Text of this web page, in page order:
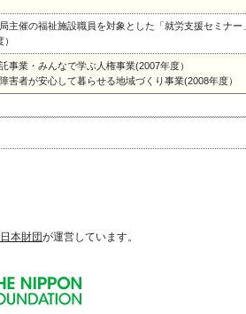
主催の福祉施設職員を対象とした「就労支援セミナ
事業・みんなで学ぶ人権事業(2007年度）
害者が安心して暮らせる地域づくり事業(2008年度）
日本財団が運営しています。